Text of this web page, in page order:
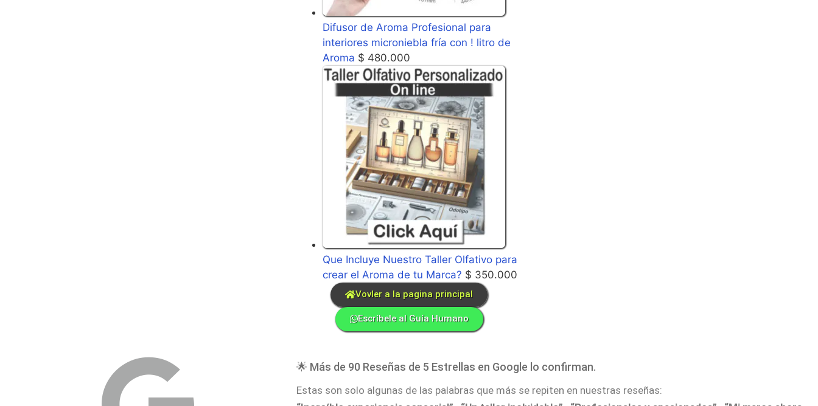
Difusor de Aroma Profesional para
interiores microniebla fría con ! litro de
Aroma $ 480.000
Que Incluye Nuestro Taller Olfativo para
crear el Aroma de tu Marca? $ 350.000
Vovler a la pagina principal
Escríbele al Guía Humano
🌟 Más de 90 Reseñas de 5 Estrellas en Google lo confirman.
Estas son solo algunas de las palabras que más se repiten en nuestras reseñas: